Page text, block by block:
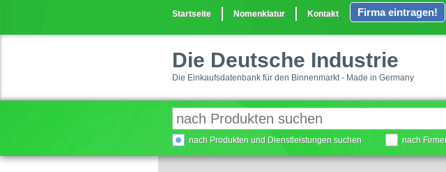
Startseite Nomenklatur Kontakt Firma eintragen!
Die Deutsche Industrie
Die Einkaufsdatenbank für den Binnenmarkt - Made in Germany
nach Produkten und Dienstleistungen suchen nach